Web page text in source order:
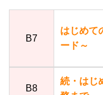
B7
はじめて
ード～
B8
続・はじ